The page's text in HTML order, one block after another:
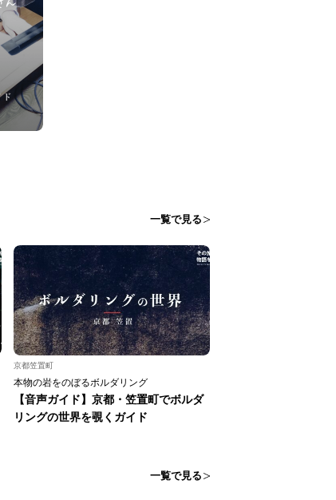
一覧で見る
京都笠置町
本物の岩をのぼるボルダリング
【音声ガイド】京都・笠置町でボルダ
リングの世界を覗くガイド
一覧で見る